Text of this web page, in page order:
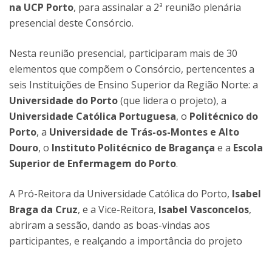
na UCP Porto, para assinalar a 2ª reunião plenária
presencial deste Consórcio.
Nesta reunião presencial, participaram mais de 30
elementos que compõem o Consórcio, pertencentes a
seis Instituições de Ensino Superior da Região Norte: a
Universidade do Porto(que lidera o projeto), a
Universidade Católica Portuguesa, o Politécnico do
Porto, a Universidade de Trás-os-Montes e Alto
Douro, o Instituto Politécnico de Bragança e a Escola
Superior de Enfermagem do Porto.
A Pró-Reitora da Universidade Católica do Porto, Isabel
Braga da Cruz, e a Vice-Reitora, Isabel Vasconcelos,
abriram a sessão, dando as boas-vindas aos
participantes, e realçando a importância do projeto